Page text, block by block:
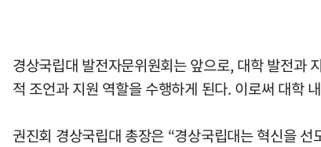
경상국립대 발전자문위원회는 앞으로, 대학 발전과
적 조언과 지원 역할을 수행하게 된다. 이로써 대학
권진회 경상국립대 총장은 “경상국립대는 혁신을